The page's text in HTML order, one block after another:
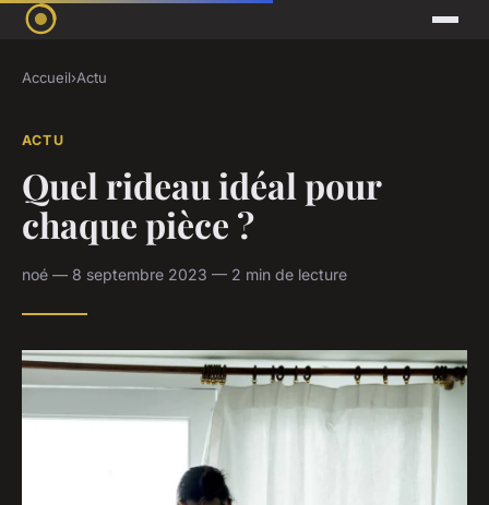
Accueil›Actu
ACTU
Quel rideau idéal pour
chaque pièce ?
noé — 8 septembre 2023 — 2 min de lecture